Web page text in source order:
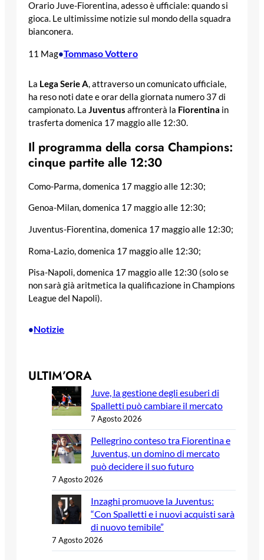
Orario Juve-Fiorentina, adesso è ufficiale: quando si
gioca. Le ultimissime notizie sul mondo della squadra
bianconera.
11 Mag•Tommaso Vottero
La Lega Serie A, attraverso un comunicato ufficiale,
ha reso noti date e orar della giornata numero 37 di
campionato. La Juventus affronterà la Fiorentina in
trasferta domenica 17 maggio alle 12:30.
Il programma della corsa Champions:
cinque partite alle 12:30
Como-Parma, domenica 17 maggio alle 12:30;
Genoa-Milan, domenica 17 maggio alle 12:30;
Juventus-Fiorentina, domenica 17 maggio alle 12:30;
Roma-Lazio, domenica 17 maggio alle 12:30;
Pisa-Napoli, domenica 17 maggio alle 12:30 (solo se
non sarà già aritmetica la qualificazione in Champions
League del Napoli).
•Notizie
ULTIM’ORA
Juve, la gestione degli esuberi di
Spalletti può cambiare il mercato
7 Agosto 2026
Pellegrino conteso tra Fiorentina e
Juventus, un domino di mercato
può decidere il suo futuro
7 Agosto 2026
Inzaghi promuove la Juventus:
“Con Spalletti e i nuovi acquisti sarà
di nuovo temibile”
7 Agosto 2026